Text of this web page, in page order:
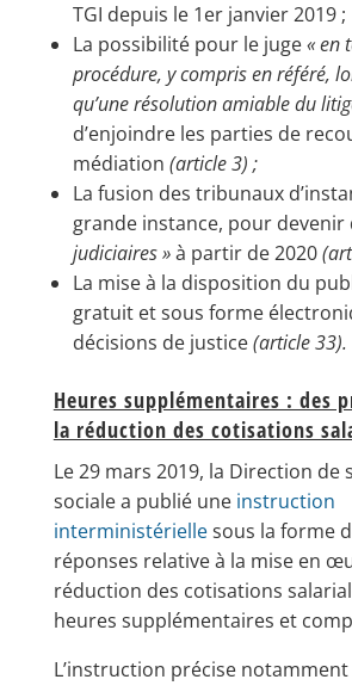
TGI depuis le 1er janvier 2019 ;
La possibilité pour le juge« en
procédure, y compris en référé,
qu’une résolution amiable du
d’enjoindre les parties de
médiation (article 3) ;
La fusion des tribunaux
grande instance, pour devenir
judiciaires »à partir de 2020
La mise à la disposition du
gratuit et sous forme
décisions de justice(article 33).
Heures supplémentaires : des
la réduction des cotisations
Le 29 mars 2019, la Direction de
sociale a publié une instruction
interministériellesous la forme
réponses relative à la mise en
réduction des cotisations
heures supplémentaires et
L’instruction précise notamment